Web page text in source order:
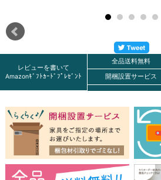
レビューを書いて
Amazonｷﾞﾌﾄｶｰﾄﾞﾌﾟﾚｾﾞﾝﾄ
全品送料無料
開梱設置サービス